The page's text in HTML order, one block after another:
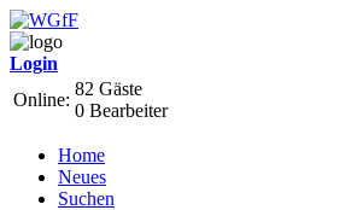
Login
Online:
82 Gäste
0 Bearbeiter
Home
Neues
Suchen